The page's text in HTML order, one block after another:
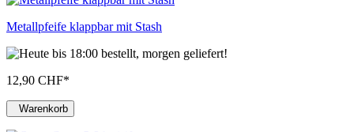
Metallpfeife klappbar mit Stash
12,90 CHF*
Warenkorb